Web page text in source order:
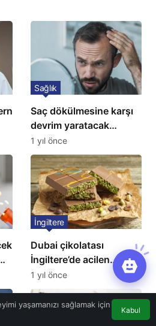
Saç dökülmesine karşı
devrim yaratacak
çözüm: Ne ilaç ne saç
ekimi gerekiyor
Sağlık
1 yıl önce
Dubai çikolatası
İngiltere’de acilen
toplatılıyor
İngiltere
1 yıl önce
yaşamanızı sağlamak için
Kabul